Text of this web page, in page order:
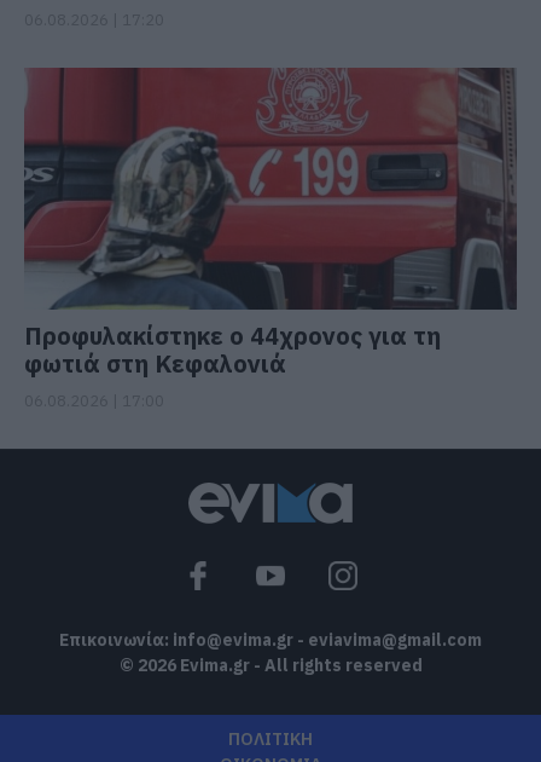
Προφυλακίστηκε ο 44χρονος για τη
φωτιά στη Κεφαλονιά
Επικοινωνία: info@evima.gr - eviavima@gmail.com
© 2026 Evima.gr - All rights reserved
ΠΟΛΙΤΙΚΗ